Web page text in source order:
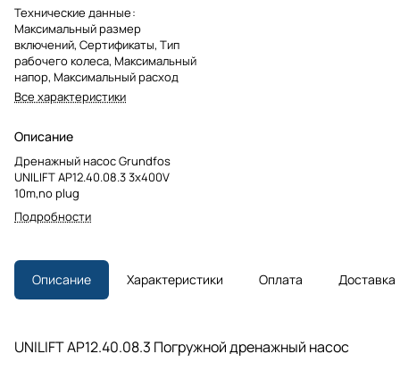
Технические данные:
Максимальный размер
включений, Сертификаты, Тип
рабочего колеса, Максимальный
напор, Максимальный расход
Все характеристики
Описание
Дренажный насос Grundfos
UNILIFT AP12.40.08.3 3x400V
10m,no plug
Подробности
Описание Характеристики Оплата Доставка
UNILIFT AP12.40.08.3 Погружной дренажный насос